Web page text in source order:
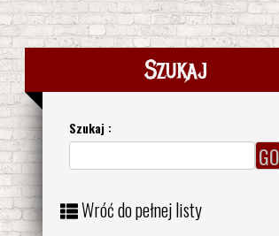
Szukaj
Szukaj :
Wróć do pełnej listy